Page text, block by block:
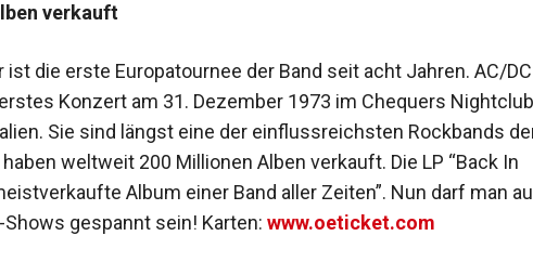
verkauft
ist die erste Europatournee der Band seit acht Jahren. AC/DC
Konzert am 31. Dezember 1973 im Chequers Nightclub
Sie sind längst eine der einflussreichsten Rockbands
weltweit 200 Millionen Alben verkauft. Die LP “Back In
Album einer Band aller Zeiten”. Nun darf man
gespannt sein! Karten: www.oeticket.com